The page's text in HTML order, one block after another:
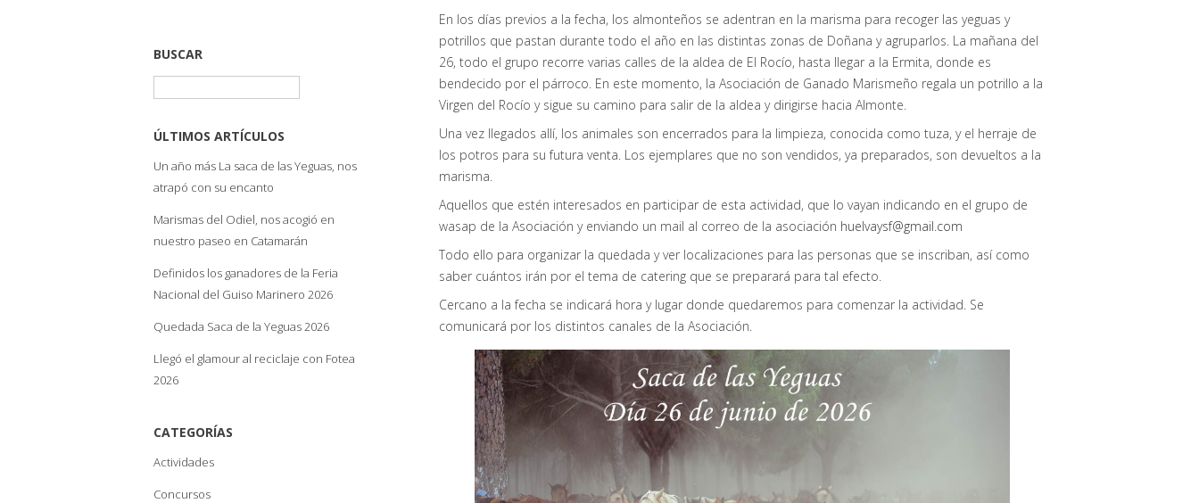
BUSCAR
ÚLTIMOS ARTÍCULOS
Un año más La saca de las Yeguas, nos
atrapó con su encanto
Marismas del Odiel, nos acogió en
nuestro paseo en Catamarán
Definidos los ganadores de la Feria
Nacional del Guiso Marinero 2026
Quedada Saca de la Yeguas 2026
Llegó el glamour al reciclaje con Fotea
2026
CATEGORÍAS
Actividades
Concursos
En los días previos a la fecha, los almonteños se adentran en la marisma para recoger las yeguas y
potrillos que pastan durante todo el año en las distintas zonas de Doñana y agruparlos. La mañana del
26, todo el grupo recorre varias calles de la aldea de El Rocío, hasta llegar a la Ermita, donde es
bendecido por el párroco. En este momento, la Asociación de Ganado Marismeño regala un potrillo a la
Virgen del Rocío y sigue su camino para salir de la aldea y dirigirse hacia Almonte.
Una vez llegados allí, los animales son encerrados para la limpieza, conocida como tuza, y el herraje de
los potros para su futura venta. Los ejemplares que no son vendidos, ya preparados, son devueltos a la
marisma.
Aquellos que estén interesados en participar de esta actividad, que lo vayan indicando en el grupo de
wasap de la Asociación y enviando un mail al correo de la asociación huelvaysf@gmail.com
Todo ello para organizar la quedada y ver localizaciones para las personas que se inscriban, así como
saber cuántos irán por el tema de catering que se preparará para tal efecto.
Cercano a la fecha se indicará hora y lugar donde quedaremos para comenzar la actividad. Se
comunicará por los distintos canales de la Asociación.